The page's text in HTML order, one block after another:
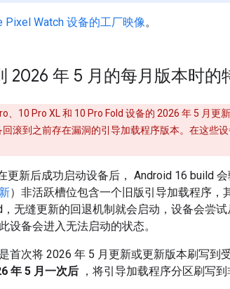
Pixel Watch 设备的工厂映像。
2026 年 5 月的每月版本时的
、10 Pro XL 和 10 Pro Fold 设备的 2026 年 5 月
滚到之前存在漏洞的引导加载程序版本。在这些
更新后成功启动设备后， Android 16 build
）非活跃槽位包含一个旧版引导加载程序，
无缝更新的回退机制就会启动，设备会尝
设备会进入无法启动的状态。
首次将 2026 年 5 月更新或更新版本刷写到
年 5 月一次后 ，将引导加载程序分区刷写